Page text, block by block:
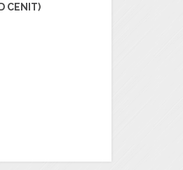
CENIT)